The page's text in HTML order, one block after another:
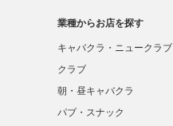
業種からお店を探す
キャバクラ・ニュークラブ
クラブ
朝・昼キャバクラ
パブ・スナック